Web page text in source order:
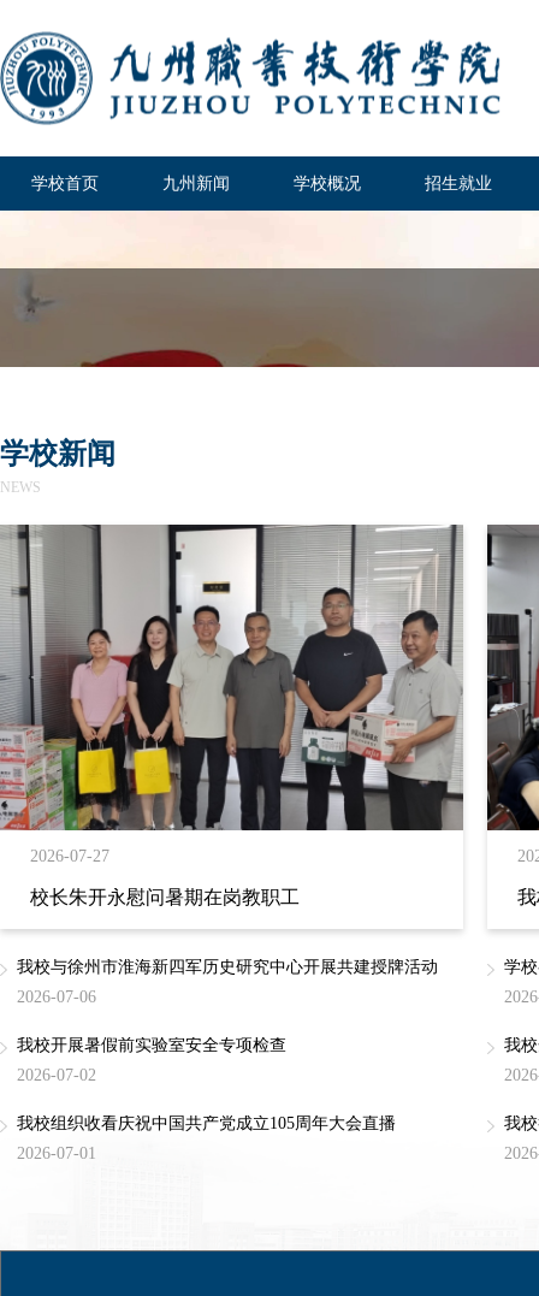
学校首页 九州新闻 学校概况 招生就业
学校新闻
NEWS
校长朱开永慰问暑期在岗教职工
2026-07-27
我校与徐州市淮海新四军历史研究中心开展共建授牌活动
2026-07-06
学
我校开展暑假前实验室安全专项检查
2026-07-02
我
我校组织收看庆祝中国共产党成立105周年大会直播
2026-07-01
我